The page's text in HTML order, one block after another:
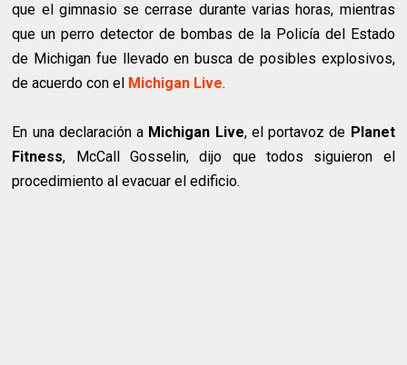
que el gimnasio se cerrase durante varias horas, mientras
que un perro detector de bombas de la Policía del Estado
de Michigan fue llevado en busca de posibles explosivos,
de acuerdo con el Michigan Live.
En una declaración a Michigan Live, el portavoz de Planet
Fitness, McCall Gosselin, dijo que todos siguieron el
procedimiento al evacuar el edificio.